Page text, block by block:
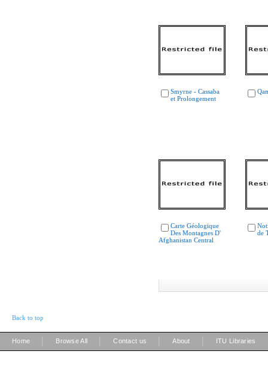
Smyrne - Cassaba
et Prolongement
Carte Géologique
Des Montagnes D'
Afghanistan Central
de
Back to top
Home Browse All Contact us About ITU Libraries